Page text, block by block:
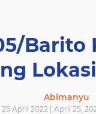
Barito
Abimanyu
25 April 2022 | April 25,